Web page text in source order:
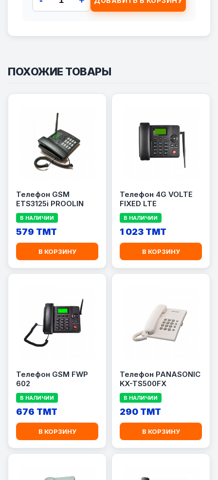
ПОХОЖИЕ ТОВАРЫ
Телефон GSM
ETS3125i PROOLIN
В НАЛИЧИИ
579 TMT
В КОРЗИНУ
Телефон 4G VOLTE
FIXED LTE
В НАЛИЧИИ
1 023 TMT
В КОРЗИНУ
Телефон GSM FWP
602
В НАЛИЧИИ
676 TMT
В КОРЗИНУ
Телефон PANASONIC
KX-TS500FX
В НАЛИЧИИ
290 TMT
В КОРЗИНУ